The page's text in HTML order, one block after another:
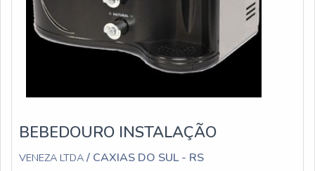
BEBEDOURO INSTALAÇÃO
VENEZA LTDA / CAXIAS DO SUL - RS